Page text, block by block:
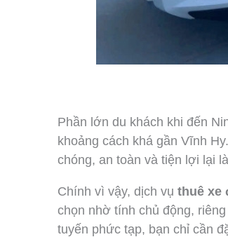
Phần lớn du khách khi đến
khoảng cách khá gần Vĩnh
chóng, an toàn và tiện lợi lại
Chính vì vậy, dịch vụ thuê xe
chọn nhờ tính chủ động,
tuyến phức tạp, bạn chỉ cần